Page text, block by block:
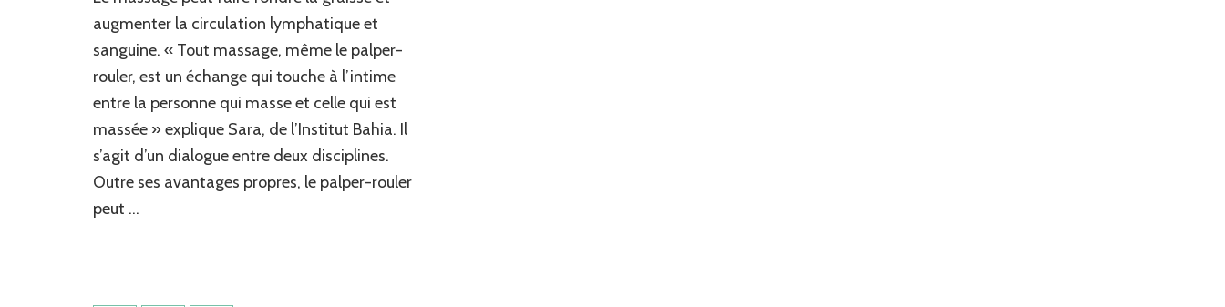
augmenter la circulation lymphatique et
sanguine. « Tout massage, même le palper-
rouler, est un échange qui touche à l’intime
entre la personne qui masse et celle qui est
massée » explique Sara, de l’Institut Bahia. Il
s’agit d’un dialogue entre deux disciplines.
Outre ses avantages propres, le palper-rouler
peut …